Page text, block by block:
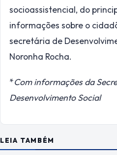
socioassistencial, do
informações sobre o
secretária de
Noronha Rocha.
*Com informações da
Desenvolvimento Social
LEIA TAMBÉM